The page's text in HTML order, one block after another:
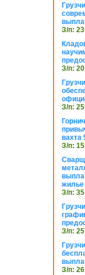
З/п:
З/п: 20
З/п: 25
вахта
З/п:
жилье
З/п: 35
З/п:
З/п: 26